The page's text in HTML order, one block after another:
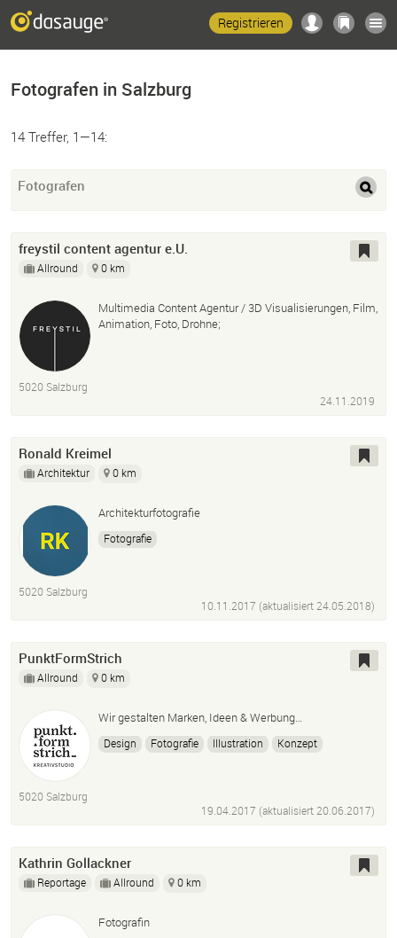
Registrieren
Fotografen in Salzburg
14 Treffer, 1—14:
Fotografen
freystil content agentur e.U.
Allround 0 km
Multimedia Content Agentur / 3D Visualisierungen, Film,
Animation, Foto, Drohne;
5020 Salzburg
24.11.2019
Ronald Kreimel
Architektur 0 km
Architekturfotografie
Fotografie
5020 Salzburg
10.11.2017 (aktualisiert24.05.2018)
PunktFormStrich
Allround 0 km
Wir gestalten Marken, Ideen & Werbung…
Design Fotografie Illustration Konzept
5020 Salzburg
19.04.2017 (aktualisiert20.06.2017)
Kathrin Gollackner
Reportage Allround 0 km
Fotografin